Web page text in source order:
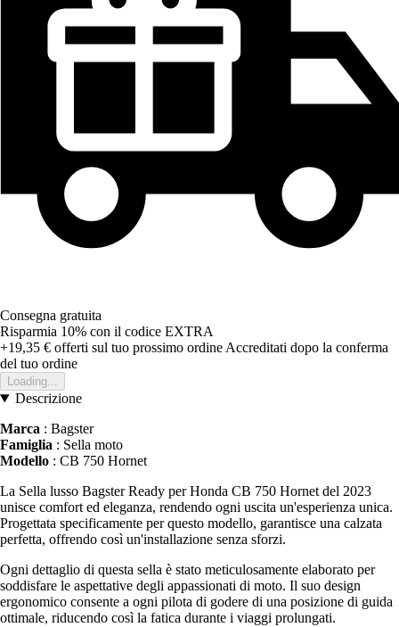
Consegna gratuita
Risparmia 10% con il codice EXTRA
+19,35 € offerti sul tuo prossimo ordine Accreditati dopo la conferma
del tuo ordine
Loading...
Descrizione
Marca : Bagster
Famiglia : Sella moto
Modello : CB 750 Hornet
La Sella lusso Bagster Ready per Honda CB 750 Hornet del 2023
unisce comfort ed eleganza, rendendo ogni uscita un'esperienza unica.
Progettata specificamente per questo modello, garantisce una calzata
perfetta, offrendo così un'installazione senza sforzi.
Ogni dettaglio di questa sella è stato meticulosamente elaborato per
soddisfare le aspettative degli appassionati di moto. Il suo design
ergonomico consente a ogni pilota di godere di una posizione di guida
ottimale, riducendo così la fatica durante i viaggi prolungati.